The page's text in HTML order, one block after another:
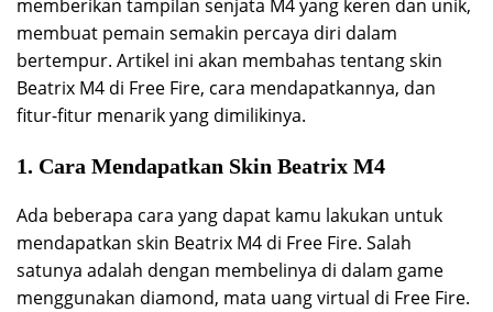
memberikan tampilan senjata M4 yang keren dan unik,
membuat pemain semakin percaya diri dalam
bertempur. Artikel ini akan membahas tentang skin
Beatrix M4 di Free Fire, cara mendapatkannya, dan
fitur-fitur menarik yang dimilikinya.
1. Cara Mendapatkan Skin Beatrix M4
Ada beberapa cara yang dapat kamu lakukan untuk
mendapatkan skin Beatrix M4 di Free Fire. Salah
satunya adalah dengan membelinya di dalam game
menggunakan diamond, mata uang virtual di Free Fire.